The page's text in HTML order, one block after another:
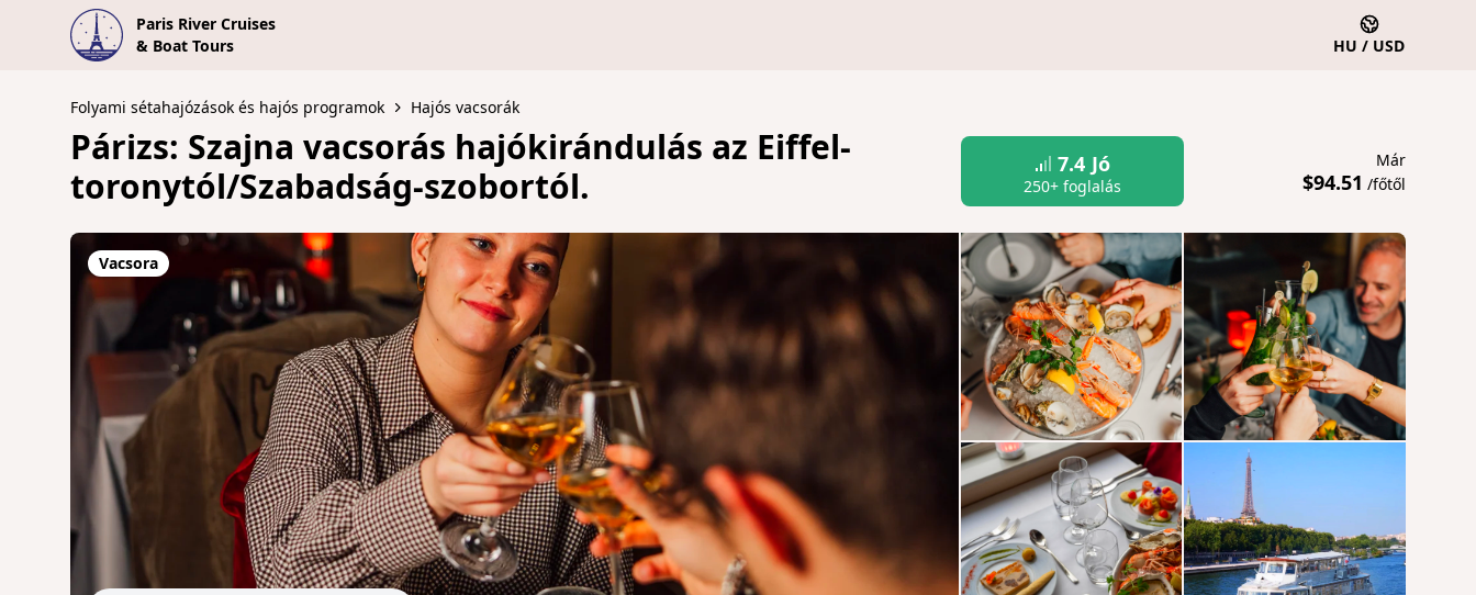
Paris River Cruises
& Boat Tours
HU / USD
Folyami sétahajózások és hajós programok Hajós vacsorák
Párizs: Szajna vacsorás hajókirándulás az Eiffel-
toronytól/Szabadság-szobortól.
7.4 Jó
250+ foglalás
Már
$94.51 /főtől
Vacsora